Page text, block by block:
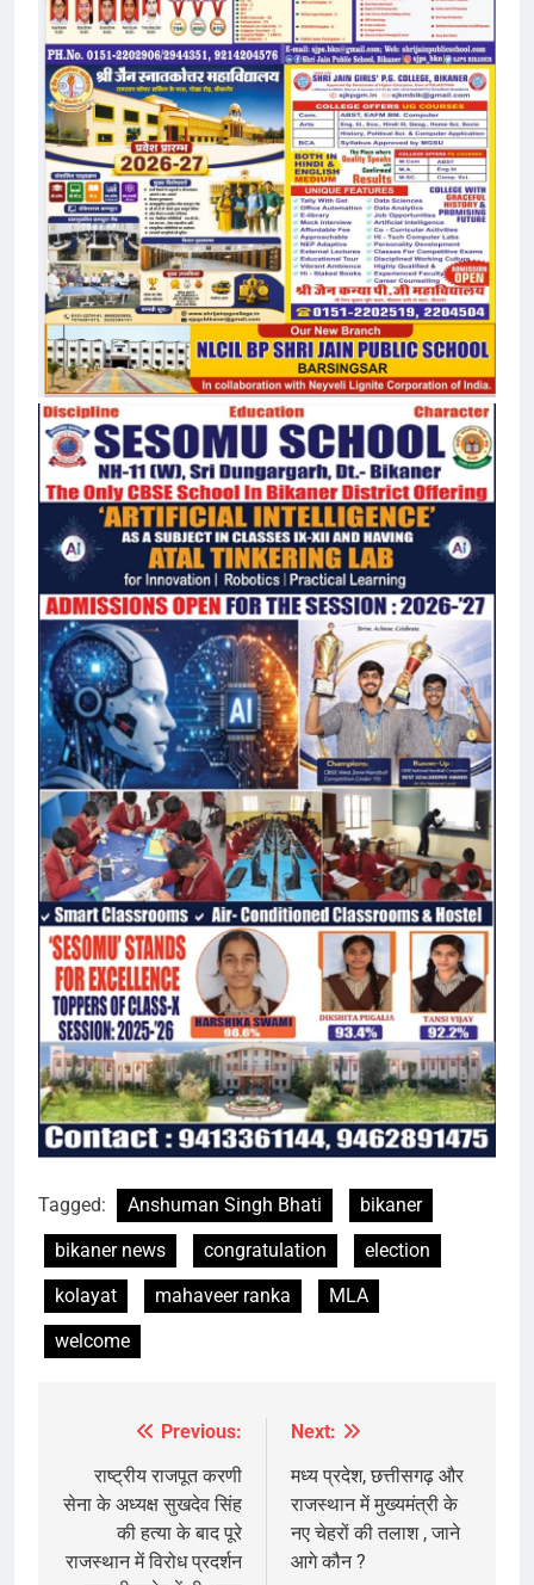
Tagged: Anshuman Singh Bhati
bikaner
bikaner news
congratulation
election
kolayat
mahaveer ranka
MLA
welcome
navigation
Previous:
राष्ट्रीय राजपूत करणी
सेना के अध्यक्ष सुखदेव सिंह
की हत्या के बाद पूरे
राजस्थान में विरोध प्रदर्शन
Next:
मध्य प्रदेश, छत्तीसगढ़ और
राजस्थान में मुख्यमंत्री के
नए चेहरों की तलाश , जाने
आगे कौन ?